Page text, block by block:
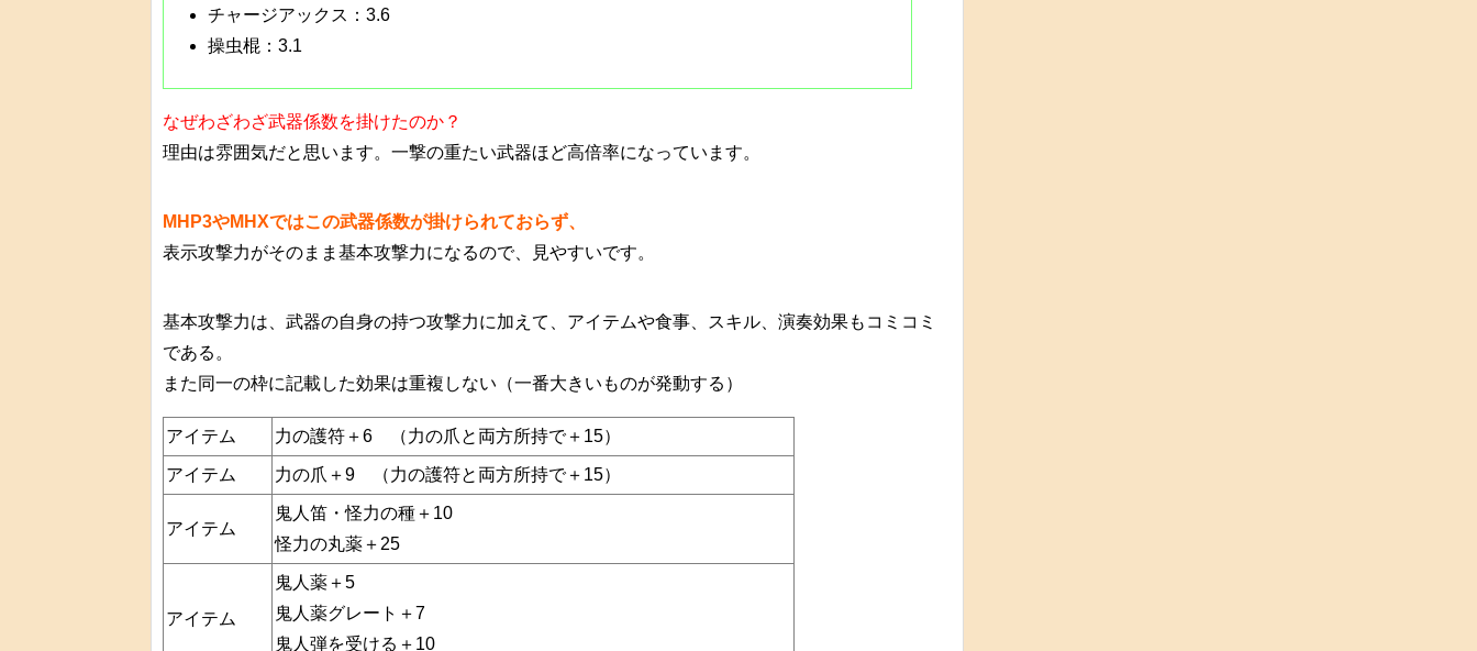
チャージアックス：3.6
操虫棍：3.1
なぜわざわざ武器係数を掛けたのか？
理由は雰囲気だと思います。一撃の重たい武器ほど高倍率になっています。
MHP3やMHXではこの武器係数が掛けられておらず、
表示攻撃力がそのまま基本攻撃力になるので、見やすいです。
基本攻撃力は、武器の自身の持つ攻撃力に加えて、アイテムや食事、スキル、演奏効果もコミコミ
である。
また同一の枠に記載した効果は重複しない（一番大きいものが発動する）
アイテム 力の護符＋6 （力の爪と両方所持で＋15）
アイテム 力の爪＋9 （力の護符と両方所持で＋15）
アイテム
鬼人笛・怪力の種＋10
怪力の丸薬＋25
アイテム
鬼人薬＋5
鬼人薬グレート＋7
鬼人弾を受ける＋10